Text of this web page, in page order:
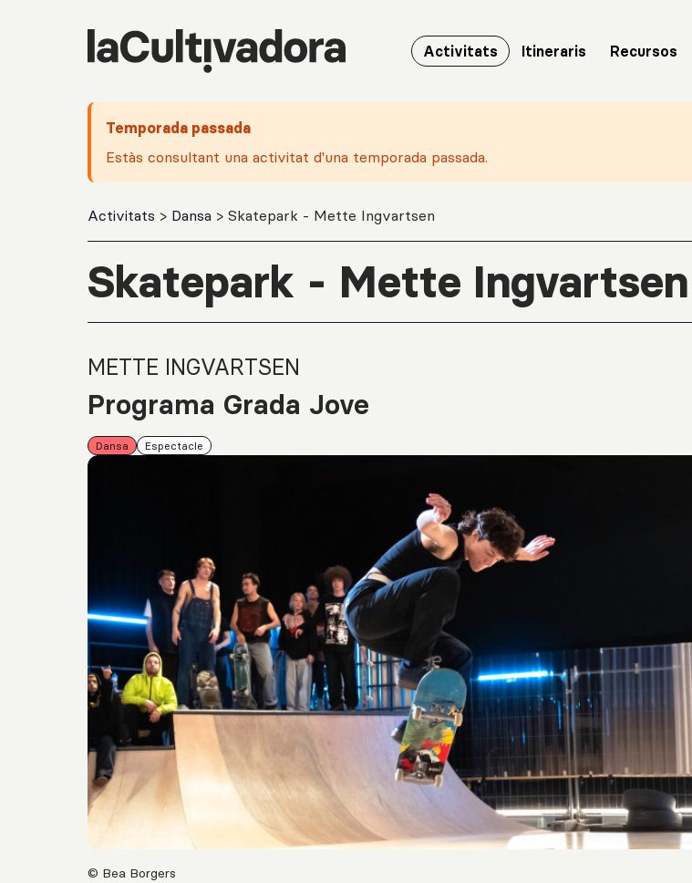
Activitats Itineraris Recursos
Temporada passada
Estàs consultant una activitat d'una temporada passada.
Activitats > Dansa > Skatepark - Mette Ingvartsen
Skatepark - Mette Ingvartsen
© Bea Borgers
METTE INGVARTSEN
Programa Grada Jove
Dansa Espectacle